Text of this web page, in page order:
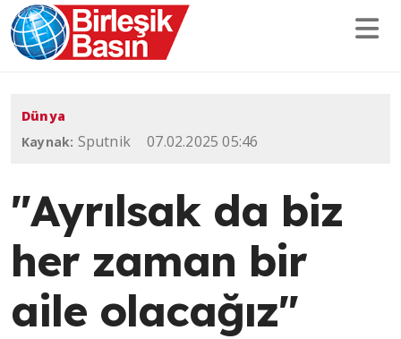
Dünya
Kaynak: Sputnik 07.02.2025 05:46
"Ayrılsak da biz
her zaman bir
aile olacağız"